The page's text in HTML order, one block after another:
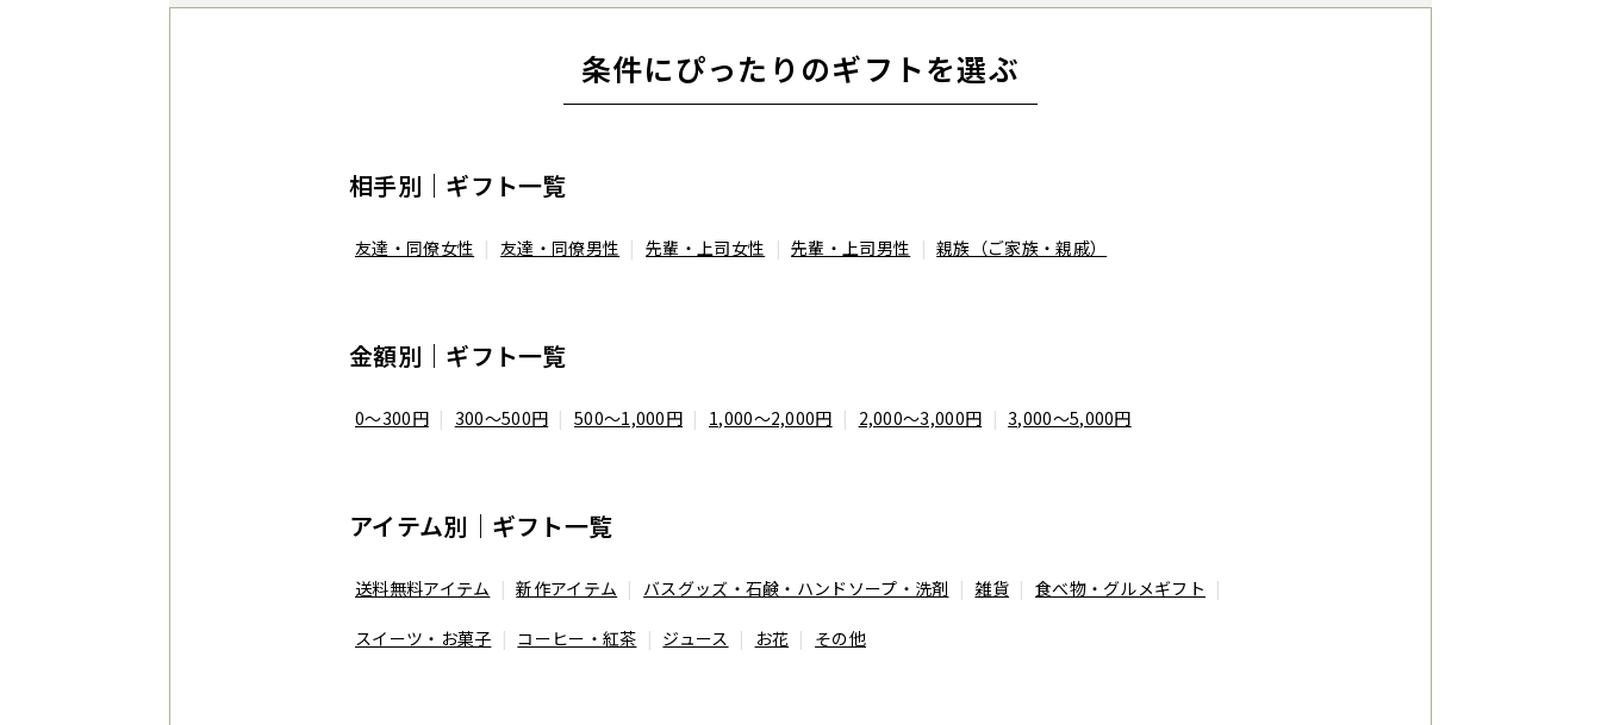
条件にぴったりのギフトを選ぶ
相手別｜ギフト一覧
友達・同僚女性 友達・同僚男性 先輩・上司女性 先輩・上司男性 親族（ご家族・親戚）
金額別｜ギフト一覧
0～300円 300～500円 500～1,000円 1,000～2,000円 2,000～3,000円 3,000～5,000円
アイテム別｜ギフト一覧
送料無料アイテム 新作アイテム バスグッズ・石鹸・ハンドソープ・洗剤 雑貨 食べ物・グルメギフト
スイーツ・お菓子 コーヒー・紅茶 ジュース お花 その他